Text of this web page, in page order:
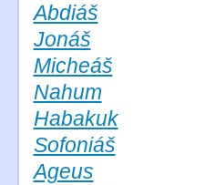
Abdiáš
Jonáš
Micheáš
Nahum
Habakuk
Sofoniáš
Ageus